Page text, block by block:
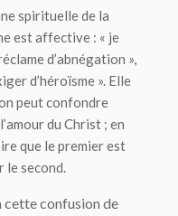
spirituelle de la
est affective : « je
d’abnégation »,
d’héroïsme ». Elle
peut confondre
du Christ ; en
que le premier est
le second.
cette confusion de